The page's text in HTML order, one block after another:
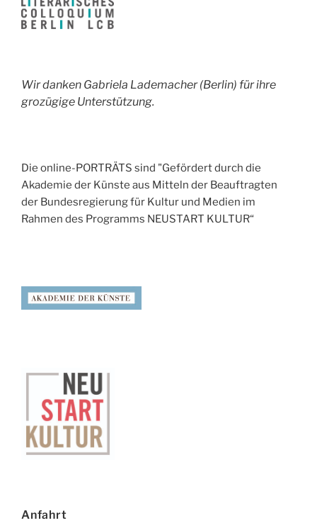
Wir danken Gabriela Lademacher (Berlin) für ihre
grozügige Unterstützung.
Die online-PORTRÄTS sind "Gefördert durch die
Akademie der Künste aus Mitteln der Beauftragten
der Bundesregierung für Kultur und Medien im
Rahmen des Programms NEUSTART KULTUR“
Anfahrt